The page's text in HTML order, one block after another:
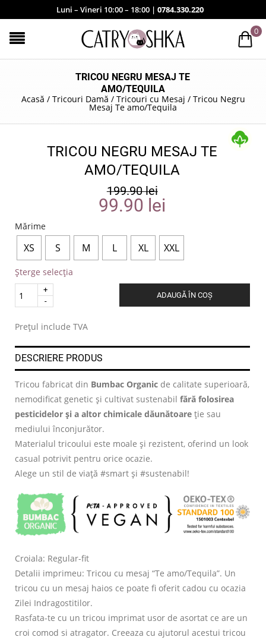
Luni – Vineri 10:00 – 18:00 | 0784.330.220
0
TRICOU NEGRU MESAJ TE
AMO/TEQUILA
Acasă / Tricouri Damă / Tricouri cu Mesaj / Tricou Negru
Mesaj Te amo/Tequila
TRICOU NEGRU MESAJ TE
AMO/TEQUILA
199.90lei
99.90 lei
Mărime
XS S M L XL XXL
Șterge selecția
Quantity
ADAUGĂ ÎN COȘ
Prețul include TVA
DESCRIERE PRODUS
Tricou fabricat din Bumbac Organic de calitate superioară,
nemodificat genetic și cultivat sustenabil fără folosirea
pesticidelor și a altor chimicale dăunătoare ție sau
mediului înconjurător.
Materialul tricoului este moale și rezistent, oferind un look
casual potrivit pentru orice ocazie.
Alege un stil de viață #smart și #sustenabil!
Croiala: Regular-fit
Detalii imprimeu: Tricou cu mesaj “Te amo/Tequila”. Un
tricou cu un mesaj haios ce poate fi oferit cadou cu ocazia
Zilei Indragostitilor.
Rasfata-te cu un tricou imprimat usor de asortat ce are un
croi comod si atragator. Creeaza cu ajutorul acestui tricou